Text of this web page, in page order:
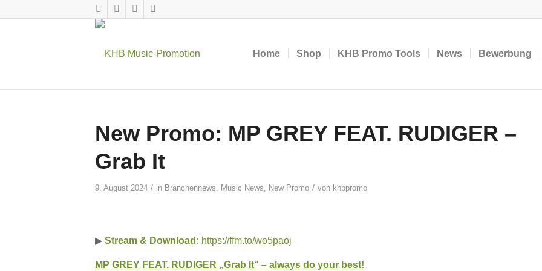
Home Shop KHB Promo Tools News Bewerbung
New Promo: MP GREY FEAT. RUDIGER –
Grab It
9. August 2024 / in Branchennews, Music News, New Promo / von khbpromo
▶ Stream & Download: https://ffm.to/wo5paoj
MP GREY FEAT. RUDIGER „Grab It“ – always do your best!